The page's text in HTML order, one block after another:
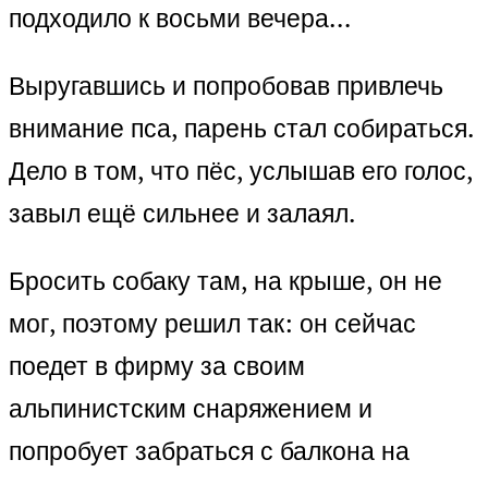
подходило к восьми вечера…
Выругавшись и попробовав привлечь
внимание пса, парень стал собираться.
Дело в том, что пёс, услышав его голос,
завыл ещё сильнее и залаял.
Бросить собаку там, на крыше, он не
мог, поэтому решил так: он сейчас
поедет в фирму за своим
альпинистским снаряжением и
попробует забраться с балкона на